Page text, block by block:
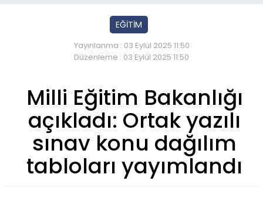
EĞİTİM
Yayınlanma : 03 Eylül 2025 11:50
Düzenleme : 03 Eylül 2025 11:50
Milli Eğitim Bakanlığı
açıkladı: Ortak yazılı
sınav konu dağılım
tabloları yayımlandı